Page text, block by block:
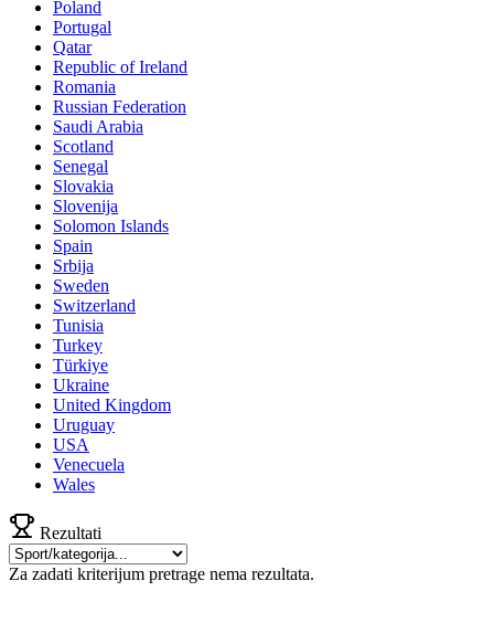
Poland
Portugal
Qatar
Republic of Ireland
Romania
Russian Federation
Saudi Arabia
Scotland
Senegal
Slovakia
Slovenija
Solomon Islands
Spain
Srbija
Sweden
Switzerland
Tunisia
Turkey
Türkiye
Ukraine
United Kingdom
Uruguay
USA
Venecuela
Wales
Rezultati
Za zadati kriterijum pretrage nema rezultata.